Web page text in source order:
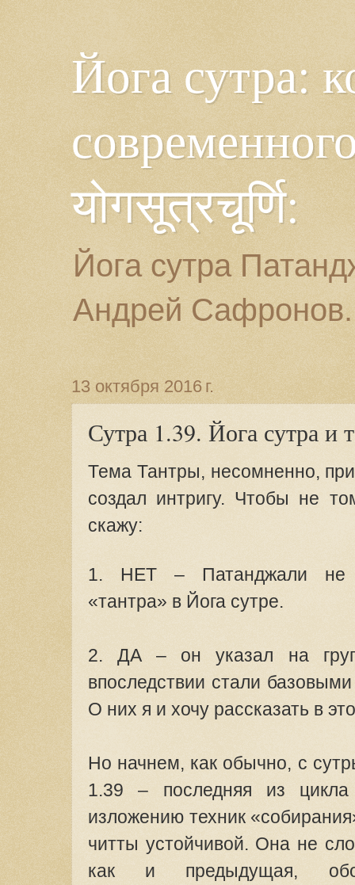
Йога сутра:
योगसूत्रचूर्णि:
Йога сутра
Андрей Сафронов.
13 октября 2016 г.
Сутра 1.39. Йога сутра и
Тема Тантры, несомненно,
создал интригу. Чтобы не
скажу:
1. НЕТ – Патанджали не
«тантра» в Йога сутре.
2. ДА – он указал на
впоследствии стали
О них я и хочу рассказать в
Но начнем, как обычно, с
1.39 – последняя из
изложению техник
читты устойчивой. Она не
как и предыдущая,